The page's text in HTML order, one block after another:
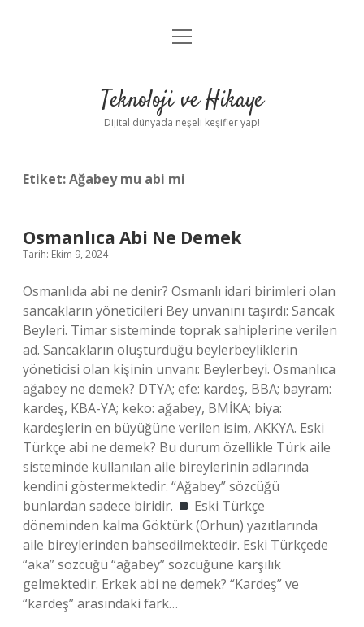
Anasayfa
Yasal Uyarı
menüyü
Teknoloji ve Hikaye
Dijital dünyada neşeli keşifler yap!
Etiket:Ağabey mu abi mi
Osmanlıca Abi Ne Demek
Tarih: Ekim 9, 2024
Osmanlıda abi ne denir? Osmanlı idari birimleri olan
sancakların yöneticileri Bey unvanını taşırdı: Sancak
Beyleri. Timar sisteminde toprak sahiplerine verilen
ad. Sancakların oluşturduğu beylerbeyliklerin
yöneticisi olan kişinin unvanı: Beylerbeyi. Osmanlıca
ağabey ne demek? DTYA; efe: kardeş, BBA; bayram:
kardeş, KBA-YA; keko: ağabey, BMİKA; biya:
kardeşlerin en büyüğüne verilen isim, AKKYA. Eski
Türkçe abi ne demek? Bu durum özellikle Türk aile
sisteminde kullanılan aile bireylerinin adlarında
kendini göstermektedir. “Ağabey” sözcüğü
bunlardan sadece biridir.
Eski Türkçe
döneminden kalma Göktürk (Orhun) yazıtlarında
aile bireylerinden bahsedilmektedir. Eski Türkçede
“aka” sözcüğü “ağabey” sözcüğüne karşılık
gelmektedir. Erkek abi ne demek? “Kardeş” ve
“kardeş” arasındaki fark…